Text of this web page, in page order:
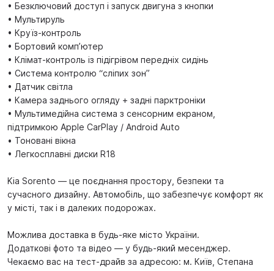
• Безключовий доступ і запуск двигуна з кнопки
• Мультируль
• Круїз-контроль
• Бортовий комп’ютер
• Клімат-контроль із підігрівом передніх сидінь
• Система контролю “сліпих зон”
• Датчик світла
• Камера заднього огляду + задні парктроніки
• Мультимедійна система з сенсорним екраном,
підтримкою Apple CarPlay / Android Auto
• Тоновані вікна
• Легкосплавні диски R18
Kia Sorento — це поєднання простору, безпеки та
сучасного дизайну. Автомобіль, що забезпечує комфорт як
у місті, так і в далеких подорожах.
Можлива доставка в будь-яке місто України.
Додаткові фото та відео — у будь-який месенджер.
Чекаємо вас на тест-драйв за адресою: м. Київ, Степана